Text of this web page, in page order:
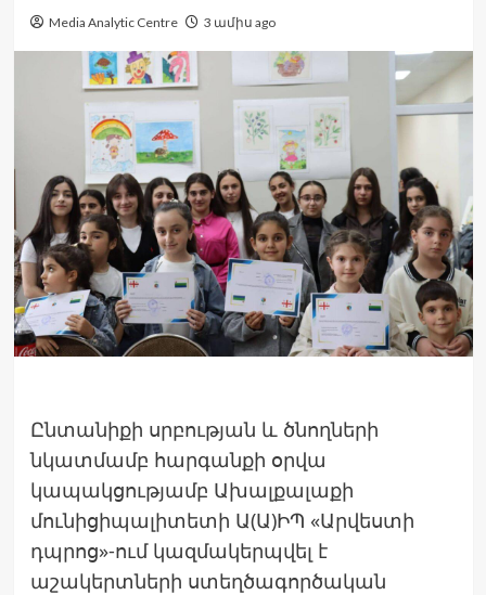
Media Analytic Centre 3 ամիս ago
Ընտանիքի սրբության և ծնողների
նկատմամբ հարգանքի օրվա
կապակցությամբ Ախալքալաքի
մունիցիպալիտետի Ա(Ա)ԻՊ «Արվեստի
դպրոց»-ում կազմակերպվել է
աշակերտների ստեղծագործական